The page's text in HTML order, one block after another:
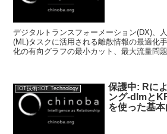
デジタルトランスフォーメーション(DX)、
(ML)タスクに活用される離散情報の最適化
化の有向グラフの最小カット、最大流量問
IOT技術:IOT Technology
保護中: Rに
ング-dlmと
を使った基